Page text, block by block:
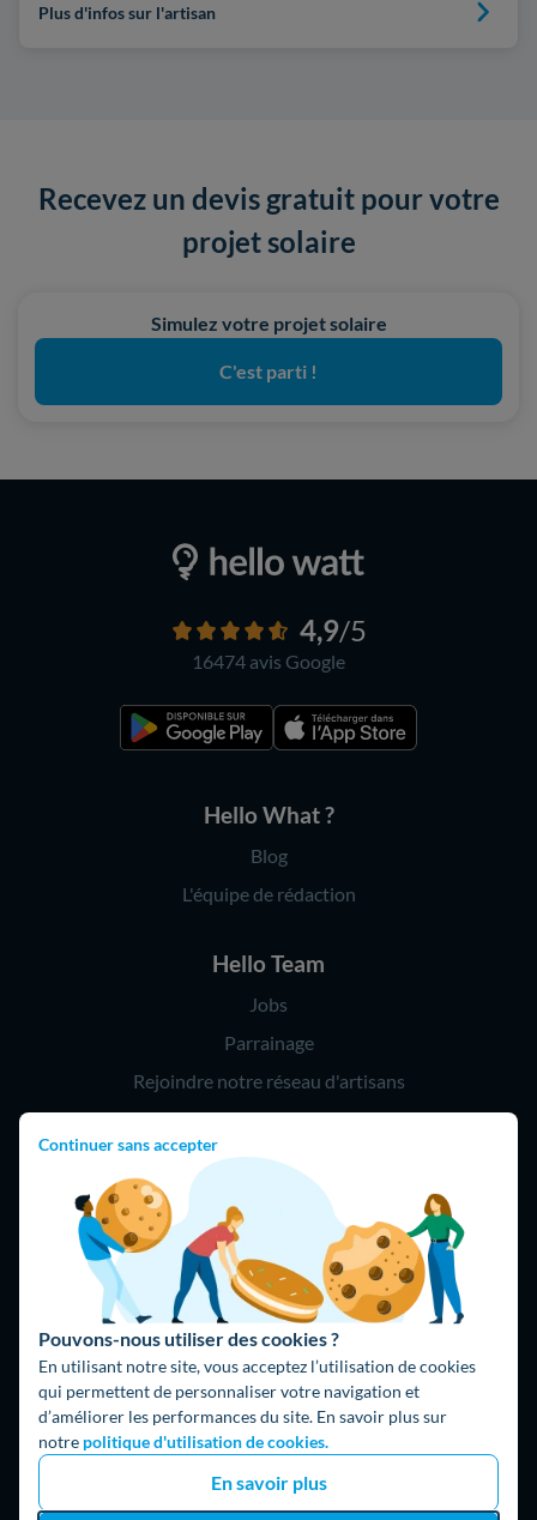
Continuer sans accepter
Pouvons-nous utiliser des cookies ?
En utilisant notre site, vous acceptez l’utilisation de cookies
qui permettent de personnaliser votre navigation et
d’améliorer les performances du site. En savoir plus sur
notre politique d'utilisation de cookies.
En savoir plus
Plus d'infos sur l'artisan
Recevez un devis gratuit pour votre
projet solaire
Simulez votre projet solaire
C'est parti !
4,9/5
16474 avis Google
Hello What ?
Blog
L'équipe de rédaction
Hello Team
Jobs
Parrainage
Rejoindre notre réseau d'artisans
Hello !
09 75 18 60 60
(8h-21h)
75018 Paris
Fait avec ⚡ par Hello Watt
© 2026 Hello Watt |CGU|Mentions légales